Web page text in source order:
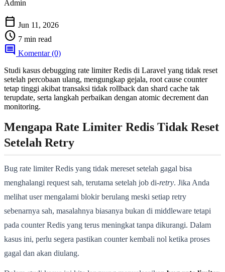
Admin
calendar_today Jun 11, 2026
schedule 7 min read
comment Komentar (0)
Studi kasus debugging rate limiter Redis di Laravel yang tidak reset
setelah percobaan ulang, mengungkap gejala, root cause counter
tetap tinggi akibat transaksi tidak rollback dan shard cache tak
terupdate, serta langkah perbaikan dengan atomic decrement dan
monitoring.
Mengapa Rate Limiter Redis Tidak Reset
Setelah Retry
Bug rate limiter Redis yang tidak mereset setelah gagal bisa
menghalangi request sah, terutama setelah job di-retry. Jika Anda
melihat user mengalami blokir berulang meski setiap retry
sebenarnya sah, masalahnya biasanya bukan di middleware tetapi
pada counter Redis yang terus meningkat tanpa dikurangi. Dalam
kasus ini, perlu segera pastikan counter kembali nol ketika proses
gagal dan akan diulang.